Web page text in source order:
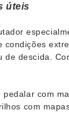
úteis
de descida.
com
com